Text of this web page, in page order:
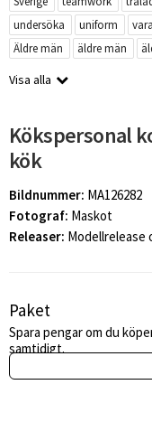
undersöka
uniform vara
Äldre män
äldre män
Visa alla
Kökspersonal
kök
Bildnummer: MA126282
Fotograf: Maskot
Releaser: Modellrelease
Paket
Spara pengar om du
samtidigt.